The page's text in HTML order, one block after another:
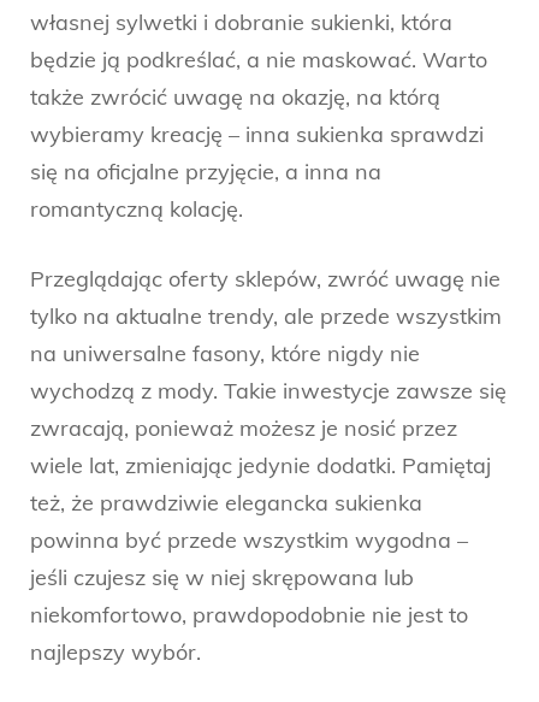
własnej sylwetki i dobranie sukienki, która
będzie ją podkreślać, a nie maskować. Warto
także zwrócić uwagę na okazję, na którą
wybieramy kreację – inna sukienka sprawdzi
się na oficjalne przyjęcie, a inna na
romantyczną kolację.
Przeglądając oferty sklepów, zwróć uwagę nie
tylko na aktualne trendy, ale przede wszystkim
na uniwersalne fasony, które nigdy nie
wychodzą z mody. Takie inwestycje zawsze się
zwracają, ponieważ możesz je nosić przez
wiele lat, zmieniając jedynie dodatki. Pamiętaj
też, że prawdziwie elegancka sukienka
powinna być przede wszystkim wygodna –
jeśli czujesz się w niej skrępowana lub
niekomfortowo, prawdopodobnie nie jest to
najlepszy wybór.